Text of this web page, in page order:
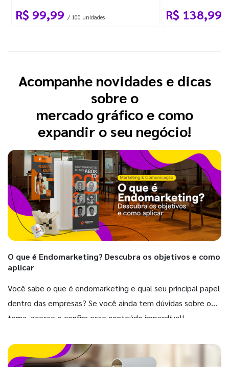
R$ 99,99 / 100 unidades R$ 138,99
Acompanhe novidades e dicas
sobre o
mercado gráfico e como
expandir o seu negócio!
O que é Endomarketing? Descubra os objetivos e como
aplicar
Você sabe o que é endomarketing e qual seu principal papel
dentro das empresas? Se você ainda tem dúvidas sobre o
tema, acesse e confira esse conteúdo imperdível!